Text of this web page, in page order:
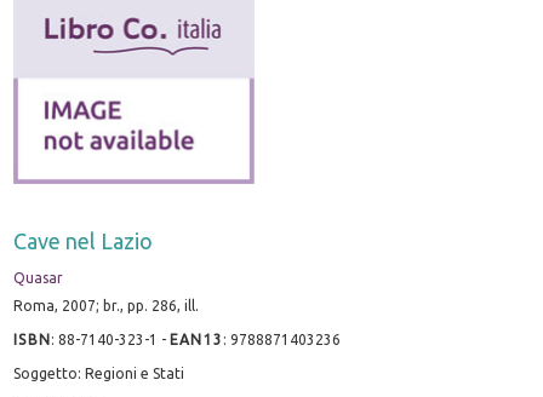
Cave nel Lazio
Quasar
Roma, 2007; br., pp. 286, ill.
ISBN:88-7140-323-1 - EAN13 :9788871403236
Soggetto: Regioni e Stati